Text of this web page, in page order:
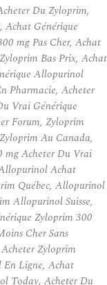
Du Zyloprim,
Achat Générique
mg Pas Cher, Achat
Bas Prix, Achat
Allopurinol
Pharmacie, Acheter
Vrai Générique
Forum, Zyloprim
Au Canada,
mg Acheter Du Vrai
Achat
Québec, Allopurinol
Allopurinol Suisse,
Zyloprim 300
Cher Sans
Zyloprim
Ligne, Achat
Today, Acheter Du